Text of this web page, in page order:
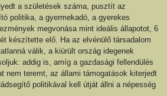
a születések száma, pusztít az
politika, a gyermekadó, a gyerekes
megvonása mint ideális állapotot, 6
készítette elő. Ha az elvénülő társadalom
válik, a kiürült ország idegenek
addig is, amíg a gazdasági fellendülés
nem teremt, az állami támogatások kiterjedt
politikával kell útját állni a népesség